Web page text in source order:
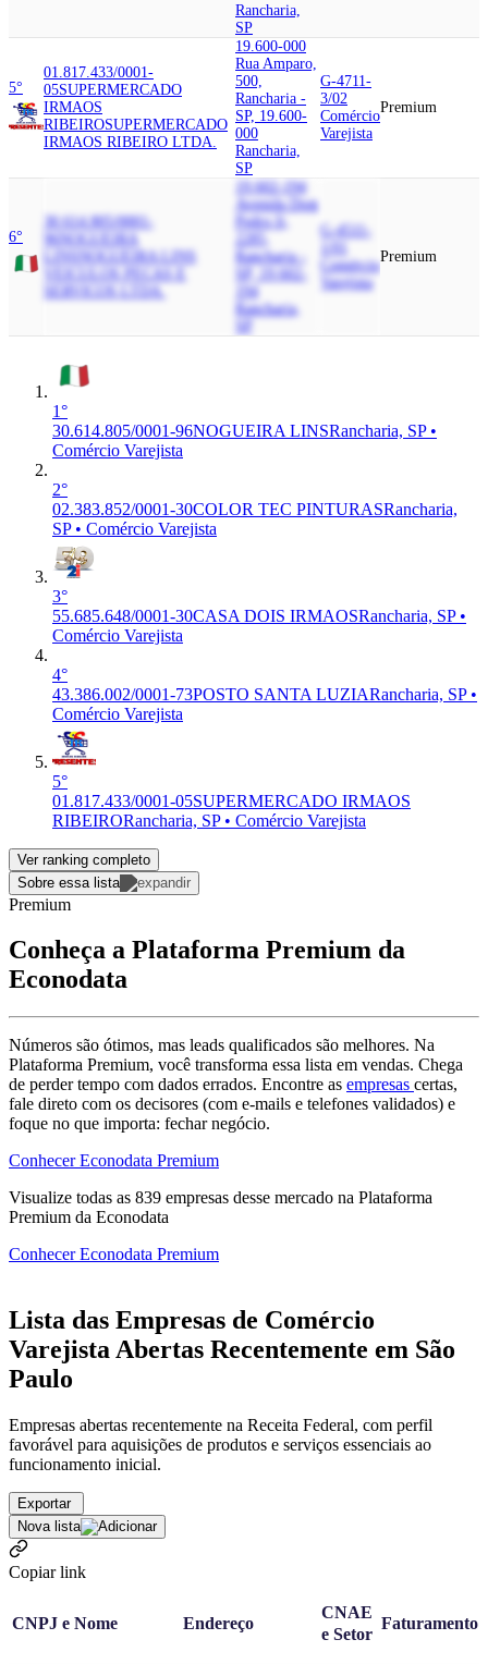
Rancharia,
SP
5°
01.817.433/0001-
05SUPERMERCADO
IRMAOS
RIBEIROSUPERMERCADO
IRMAOS RIBEIRO LTDA.
19.600-000
Rua Amparo,
500,
Rancharia -
SP, 19.600-
000
Rancharia,
SP
G-4711-
3/02
Comércio
Varejista
Premium
6°
30.614.805/0001-
96 NOGUEIRA
LINS
NOGUEIRA LINS
VEICULOS PECAS E
SERVICOS LTDA.
19.602-194
Avenida Dom
Pedro Ii,
Rancharia -
SP, 19.602-
194
Rancharia,
G-4511-
Comércio
Varejista
Premium
1°
30.614.805/0001-96NOGUEIRA LINSRancharia, SP •
Comércio Varejista
2°
02.383.852/0001-30COLOR TEC PINTURASRancharia,
SP • Comércio Varejista
3°
55.685.648/0001-30CASA DOIS IRMAOSRancharia, SP •
Comércio Varejista
4°
43.386.002/0001-73POSTO SANTA LUZIARancharia, SP •
Comércio Varejista
5°
01.817.433/0001-05SUPERMERCADO IRMAOS
RIBEIRORancharia, SP • Comércio Varejista
Ver ranking completo
Sobre essa lista
Premium
Conheça a Plataforma Premium da
Econodata
Números são ótimos, mas leads qualificados são melhores. Na
Plataforma Premium, você transforma essa lista em vendas. Chega
de perder tempo com dados errados. Encontre as empresas certas,
fale direto com os decisores (com e-mails e telefones validados) e
foque no que importa: fechar negócio.
Conhecer Econodata Premium
Visualize todas as 839 empresas desse mercado na Plataforma
Premium da Econodata
Conhecer Econodata Premium
Lista das Empresas de Comércio
Varejista Abertas Recentemente em São
Paulo
Empresas abertas recentemente na Receita Federal, com perfil
favorável para aquisições de produtos e serviços essenciais ao
funcionamento inicial.
Exportar
Nova lista
Copiar link
CNPJ e Nome Endereço
CNAE
e Setor
Faturamento